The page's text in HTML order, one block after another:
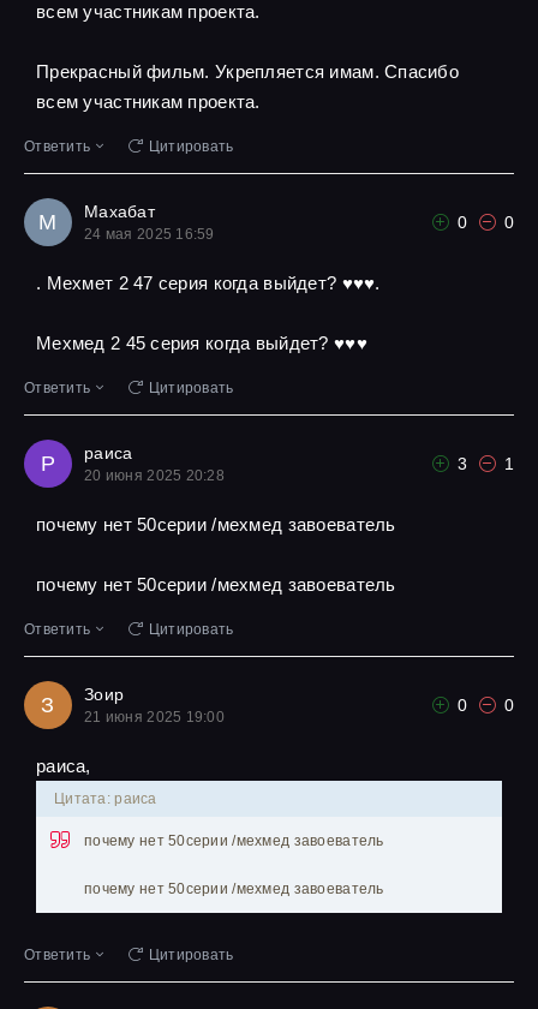
всем участникам проекта.
Прекрасный фильм. Укрепляется имам. Спасибо
всем участникам проекта.
Ответить Цитировать
М Махабат
24 мая 2025 16:59
0 0
. Мехмет 2 47 серия когда выйдет? ♥️♥️♥️.
Мехмед 2 45 серия когда выйдет? ♥️♥️♥️
Ответить Цитировать
Р раиса
20 июня 2025 20:28
3 1
почему нет 50серии /мехмед завоеватель
почему нет 50серии /мехмед завоеватель
Ответить Цитировать
З Зоир
21 июня 2025 19:00
0 0
раиса,
Цитата: раиса
почему нет 50серии /мехмед завоеватель
почему нет 50серии /мехмед завоеватель
Ответить Цитировать